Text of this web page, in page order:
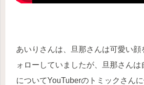
あいりさんは、旦那さんは可愛い顔
ォローしていましたが、旦那さんは
についてYouTuberのトミックさん